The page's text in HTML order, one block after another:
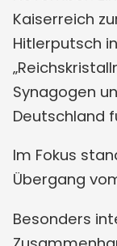
Kaiserreich
Hitlerputsch
Synagogen
Deutschland
Im Fokus
Übergang
Besonders